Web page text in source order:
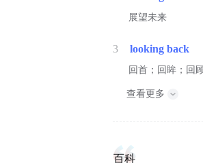
展望未来
3 looking back
回首；回眸；回
查看更多
百科